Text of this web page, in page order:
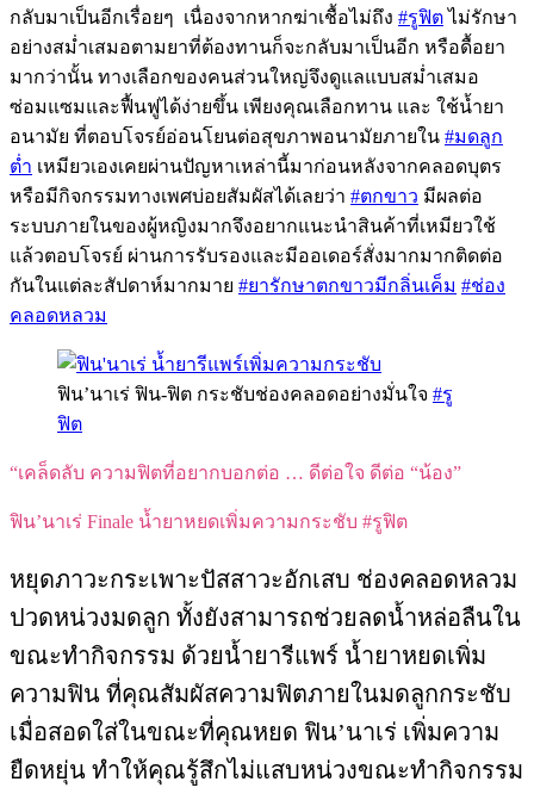
กลับมาเป็นอีกเรื่อยๆ เนื่องจากหากฆ่าเชื้อไม่ถึง #รูฟิตไม่รักษา
อย่างสม่ำเสมอตามยาที่ต้องทานก็จะกลับมาเป็นอีก หรือดื้อยา
มากว่านั้น ทางเลือกของคนส่วนใหญ่จึงดูแลแบบสม่ำเสมอ
ซ่อมแซมและฟื้นฟูได้ง่ายขึ้น เพียงคุณเลือกทาน และ ใช้น้ำยา
อนามัย ที่ตอบโจรย์อ่อนโยนต่อสุขภาพอนามัยภายใน #มดลูก
ต่ำ เหมียวเองเคยผ่านปัญหาเหล่านี้มาก่อนหลังจากคลอดบุตร
หรือมีกิจกรรมทางเพศบ่อยสัมผัสได้เลยว่า #ตกขาว มีผลต่อ
ระบบภายในของผู้หญิงมากจึงอยากแนะนำสินค้าที่เหมียวใช้
แล้วตอบโจรย์ ผ่านการรับรองและมีออเดอร์สั่งมากมากติดต่อ
กันในแต่ละสัปดาห์มากมาย #ยารักษาตกขาวมีกลิ่นเค็ม #ช่อง
คลอดหลวม
ฟิน’นาเร่ ฟิน-ฟิต กระชับช่องคลอดอย่างมั่นใจ #รู
ฟิต
“เคล็ดลับ ความฟิตที่อยากบอกต่อ … ดีต่อใจ ดีต่อ “น้อง”
ฟิน’นาเร่ Finale น้ำยาหยดเพิ่มความกระชับ #รูฟิต
หยุดภาวะกระเพาะปัสสาวะอักเสบ ช่องคลอดหลวม
ปวดหน่วงมดลูก ทั้งยังสามารถช่วยลดน้ำหล่อลืนใน
ขณะทำกิจกรรม ด้วยน้ำยารีแพร์ น้ำยาหยดเพิ่ม
ความฟิน ที่คุณสัมผัสความฟิตภายในมดลูกกระชับ
เมื่อสอดใส่ในขณะที่คุณหยด ฟิน’นาเร่ เพิ่มความ
ยืดหยุ่น ทำให้คุณรู้สึกไม่แสบหน่วงขณะทำกิจกรรม